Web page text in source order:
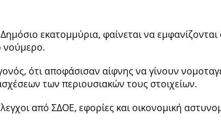
εκατομμύρια, φαίνεται να
νούμερο.
ότι αποφάσισαν αίφνης να γίνουν
των περιουσιακών τους στοιχείων.
από ΣΔΟΕ, εφορίες και οικονομική